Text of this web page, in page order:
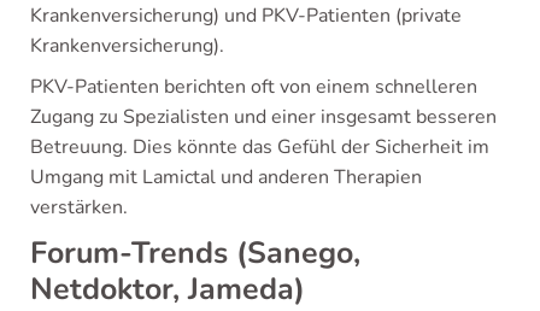
Krankenversicherung) und PKV-Patienten (private
Krankenversicherung).
PKV-Patienten berichten oft von einem schnelleren
Zugang zu Spezialisten und einer insgesamt besseren
Betreuung. Dies könnte das Gefühl der Sicherheit im
Umgang mit Lamictal und anderen Therapien
verstärken.
Forum-Trends (Sanego,
Netdoktor, Jameda)